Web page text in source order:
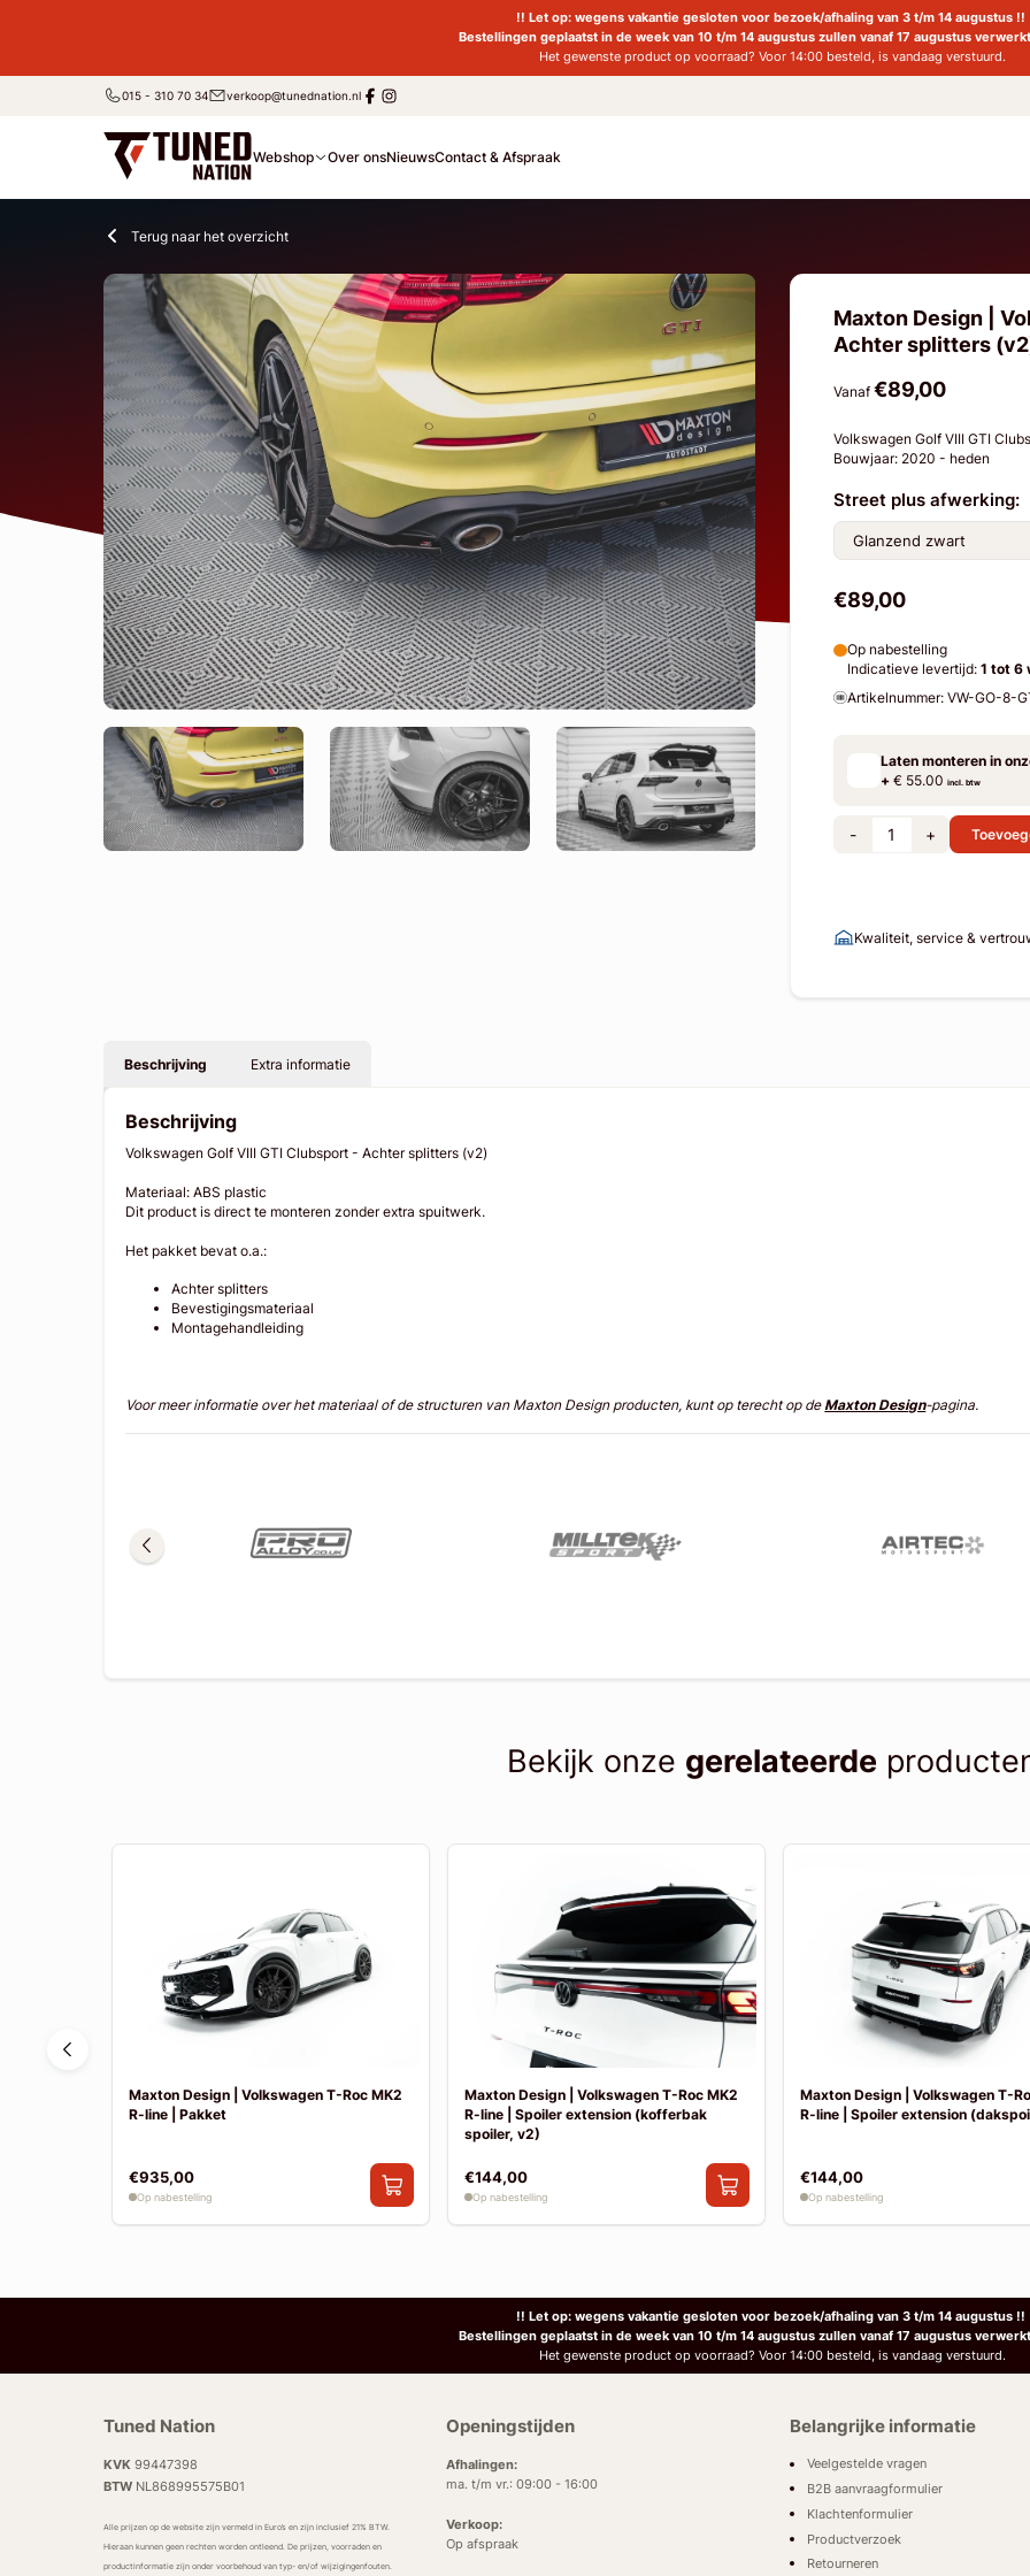
!! Let op: wegens vakantie gesloten voor bezoek/afhaling van 3 t/m 14 augustus !!
Bestellingen geplaatst in de week van 10 t/m 14 augustus zullen vanaf 17 augustus
Het gewenste product op voorraad? Voor 14:00 besteld, is vandaag verstuurd.
015 - 310 70 34 verkoop@tunednation.nl
Webshop Over onsNieuwsContact & Afspraak
Terug naar het overzicht
Maxton Design |
Achter splitters
Vanaf €89,00
Volkswagen Golf VIII GTI
Bouwjaar: 2020 - heden
Street plus afwerking:
€89,00
Op nabestelling
Indicatieve levertijd: 1 tot 6
Artikelnummer: VW-GO-8-
Laten monteren in
+€ 55.00 incl. btw
- +
Kwaliteit, service &
Beschrijving Extra informatie
Beschrijving
Volkswagen Golf VIII GTI Clubsport - Achter splitters (v2)
Materiaal: ABS plastic
Dit product is direct te monteren zonder extra spuitwerk.
Het pakket bevat o.a.:
Achter splitters
Bevestigingsmateriaal
Montagehandleiding
Voor meer informatie over het materiaal of de structuren van Maxton Design producten, kunt op terecht op deMaxton Design-pagina.
Bekijk onze gerelateerde
Maxton Design | Volkswagen T-Roc MK2
R-line | Pakket
€935,00
Op nabestelling
Maxton Design | Volkswagen T-Roc MK2
R-line | Spoiler extension (kofferbak
spoiler, v2)
€144,00
Op nabestelling
Maxton Design | Volkswagen T-
R-line | Spoiler extension
€144,00
Op nabestelling
!! Let op: wegens vakantie gesloten voor bezoek/afhaling van 3 t/m 14 augustus !!
Bestellingen geplaatst in de week van 10 t/m 14 augustus zullen vanaf 17 augustus
Het gewenste product op voorraad? Voor 14:00 besteld, is vandaag verstuurd.
Tuned Nation
KVK 99447398
BTWNL868995575B01
Alle prijzen op de website zijn vermeld in Euro’s en zijn inclusief 21% BTW.
Hieraan kunnen geen rechten worden ontleend. De prijzen, voorraden en
productinformatie zijn onder voorbehoud van typ- en/of wijzigingenfouten.
Openingstijden
Afhalingen:
ma. t/m vr.: 09:00 - 16:00
Verkoop:
Op afspraak
Belangrijke informatie
Veelgestelde vragen
B2B aanvraagformulier
Klachtenformulier
Productverzoek
Retourneren